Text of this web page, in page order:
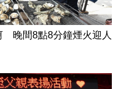
晚間8點8分鐘煙火迎人